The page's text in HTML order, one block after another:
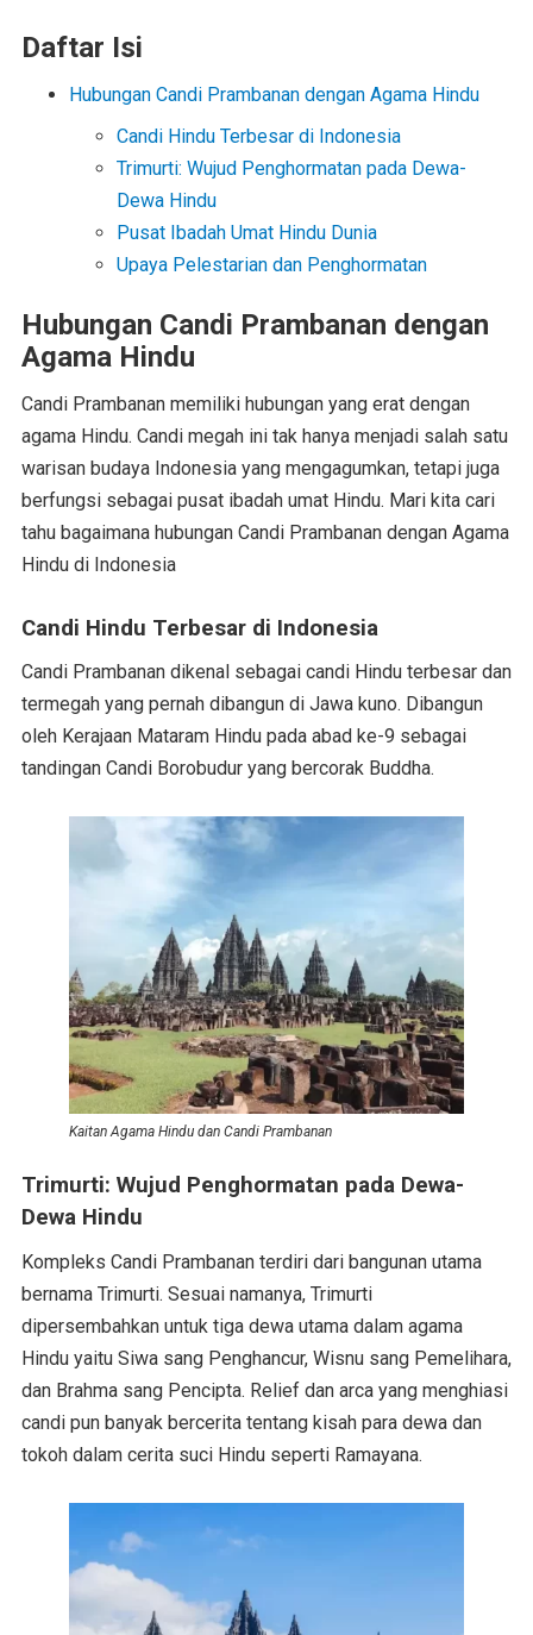
Daftar Isi
Hubungan Candi Prambanan dengan Agama Hindu
Candi Hindu Terbesar di Indonesia
Trimurti: Wujud Penghormatan pada Dewa-
Dewa Hindu
Pusat Ibadah Umat Hindu Dunia
Upaya Pelestarian dan Penghormatan
Hubungan Candi Prambanan dengan
Agama Hindu
Candi Prambanan memiliki hubungan yang erat dengan
agama Hindu. Candi megah ini tak hanya menjadi salah satu
warisan budaya Indonesia yang mengagumkan, tetapi juga
berfungsi sebagai pusat ibadah umat Hindu. Mari kita cari
tahu bagaimana hubungan Candi Prambanan dengan Agama
Hindu di Indonesia
Candi Hindu Terbesar di Indonesia
Candi Prambanan dikenal sebagai candi Hindu terbesar dan
termegah yang pernah dibangun di Jawa kuno. Dibangun
oleh Kerajaan Mataram Hindu pada abad ke-9 sebagai
tandingan Candi Borobudur yang bercorak Buddha.
Kaitan Agama Hindu dan Candi Prambanan
Trimurti: Wujud Penghormatan pada Dewa-
Dewa Hindu
Kompleks Candi Prambanan terdiri dari bangunan utama
bernama Trimurti. Sesuai namanya, Trimurti
dipersembahkan untuk tiga dewa utama dalam agama
Hindu yaitu Siwa sang Penghancur, Wisnu sang Pemelihara,
dan Brahma sang Pencipta. Relief dan arca yang menghiasi
candi pun banyak bercerita tentang kisah para dewa dan
tokoh dalam cerita suci Hindu seperti Ramayana.